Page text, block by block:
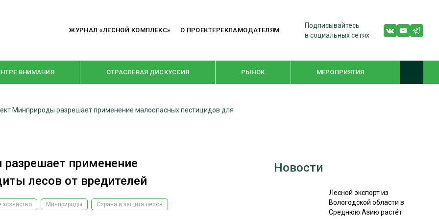
ЖУРНАЛ «ЛЕСНОЙ КОМПЛЕКС» О ПРОЕКТЕРЕКЛАМОДАТЕЛЯМ
Подписывайтесь
в социальных сетях
ВНИМАНИЯ ОТРАСЛЕВАЯ ДИСКУССИЯ РЫНОК МЕРОПРИЯТИЯ
ДОМОСТРОЕНИЕ
РУБРИКИ
ПРЕДПРИЯТИЯ ЛПК
Минприроды разрешает применение малоопасных пестицидов для
применение
лесов от вредителей
хозяйство Минприроды Охрана и защита лесов
Новости
Лесной экспорт из
Вологодской области в
Среднюю Азию растёт